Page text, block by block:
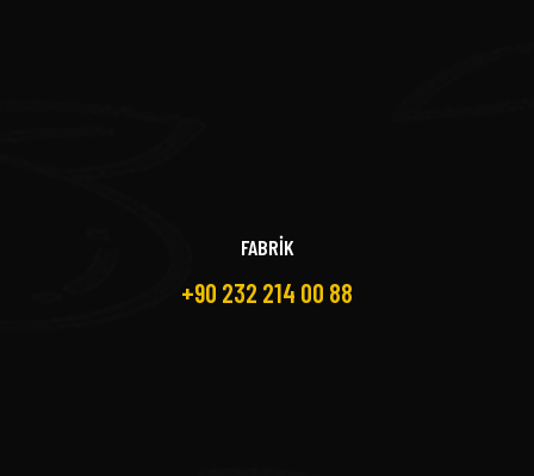
FABRİK
+90 232 214 00 88